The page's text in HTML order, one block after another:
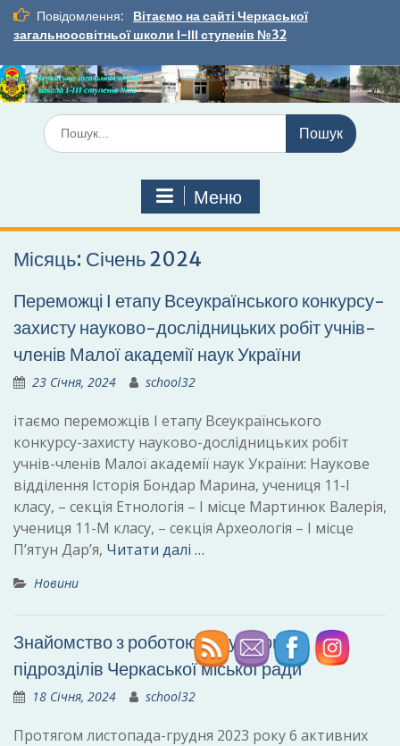
Перейти
вмісту
Повідомлення:
Вітаємо на сайті Черкаської
загальноосвітньої школи І-ІІІ ступенів №32
Шукати:
Меню
Місяць: Січень 2024
Переможці І етапу Всеукраїнського конкурсу-
захисту науково-дослідницьких робіт учнів-
членів Малої академії наук України
23 Січня, 2024 school32
ітаємо переможців І етапу Всеукраїнського
конкурсу-захисту науково-дослідницьких робіт
учнів-членів Малої академії наук України: Наукове
відділення Історія Бондар Марина, учениця 11-І
класу, – секція Етнологія – І місце Мартинюк Валерія,
учениця 11-М класу, – секція Археологія – І місце
П’ятун Дар’я, Читати далі …
Новини
Знайомство з роботою структурних
підрозділів Черкаської міської ради
18 Січня, 2024 school32
Протягом листопада-грудня 2023 року 6 активних